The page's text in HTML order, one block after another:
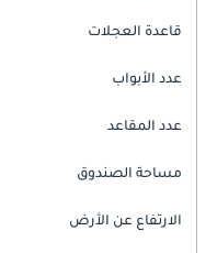
قاعدة العجلات
عدد الأبواب
عدد المقاعد
مساحة الصندوق
الارتفاع عن الأرض